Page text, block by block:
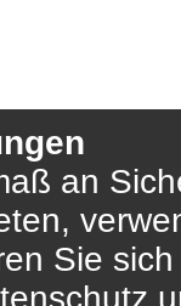
an
Sie